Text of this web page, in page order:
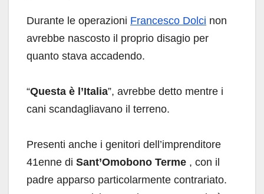
Durante le operazioni Francesco Dolci non
avrebbe nascosto il proprio disagio per
quanto stava accadendo.
“Questa è l’Italia”, avrebbe detto mentre i
cani scandagliavano il terreno.
Presenti anche i genitori dell’imprenditore
41enne di Sant’Omobono Terme , con il
padre apparso particolarmente contrariato.